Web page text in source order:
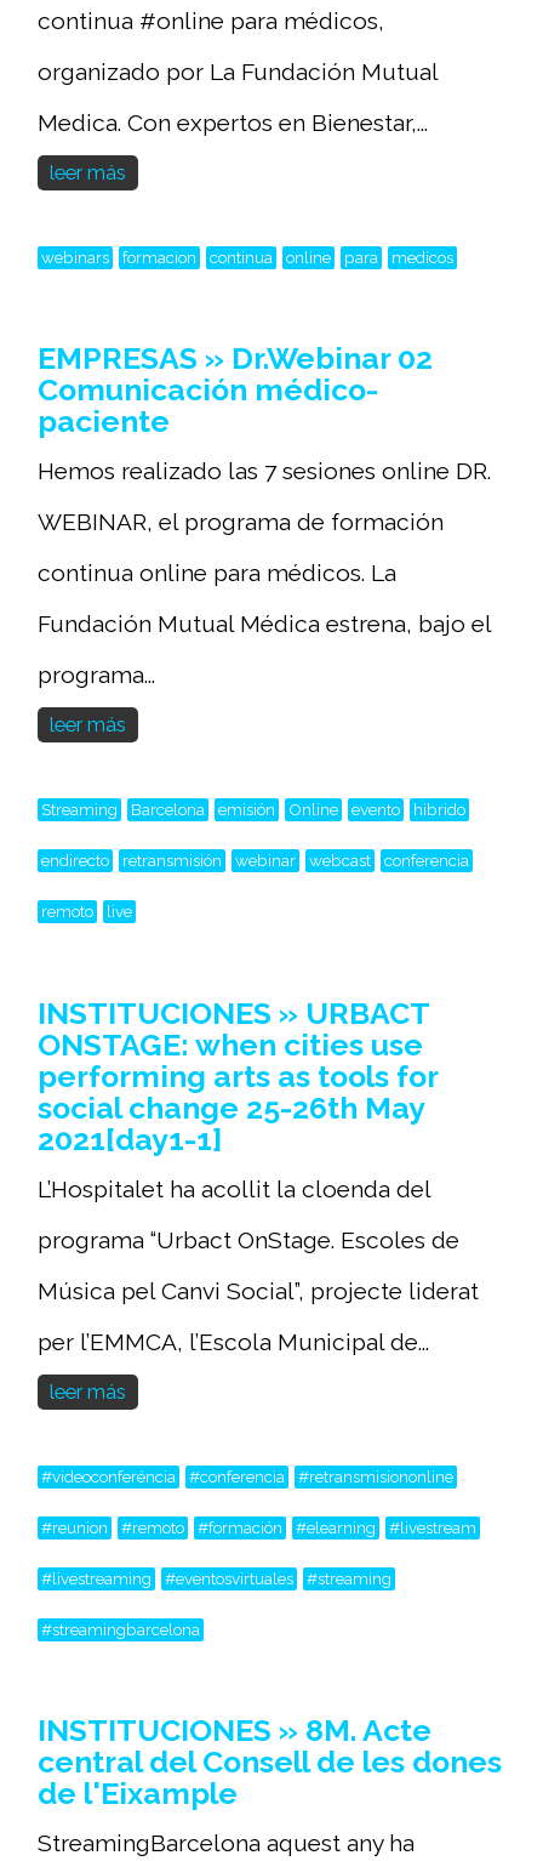
continua #online para médicos,
organizado por La Fundación Mutual
Medica. Con expertos en Bienestar,...
leer más
webinars formacion continua online para medicos
EMPRESAS » Dr.Webinar 02
Comunicación médico-
paciente
Hemos realizado las 7 sesiones online DR.
WEBINAR, el programa de formación
continua online para médicos. La
Fundación Mutual Médica estrena, bajo el
programa...
leer más
Streaming Barcelona emisión Online evento hibrido
endirecto retransmisión webinar webcast conferencia
remoto live
INSTITUCIONES » URBACT
ONSTAGE: when cities use
performing arts as tools for
social change 25-26th May
2021[day1-1]
L’Hospitalet ha acollit la cloenda del
programa “Urbact OnStage. Escoles de
Música pel Canvi Social”, projecte liderat
per l’EMMCA, l’Escola Municipal de...
leer más
#videoconferéncia #conferencia #retransmisiononline
#reunion #remoto #formación #elearning #livestream
#livestreaming #eventosvirtuales #streaming
#streamingbarcelona
INSTITUCIONES » 8M. Acte
central del Consell de les dones
de l'Eixample
StreamingBarcelona aquest any ha